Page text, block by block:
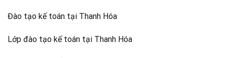
Đào tạo kế toán tại Thanh Hóa
Lớp đào tạo kế toán tại Thanh Hóa